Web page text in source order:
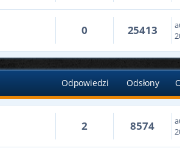
0 25413
Odpowiedzi Odsłony
2 8574